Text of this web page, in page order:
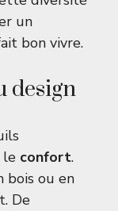
un
bon vivre.
design
le confort.
bois ou en
De